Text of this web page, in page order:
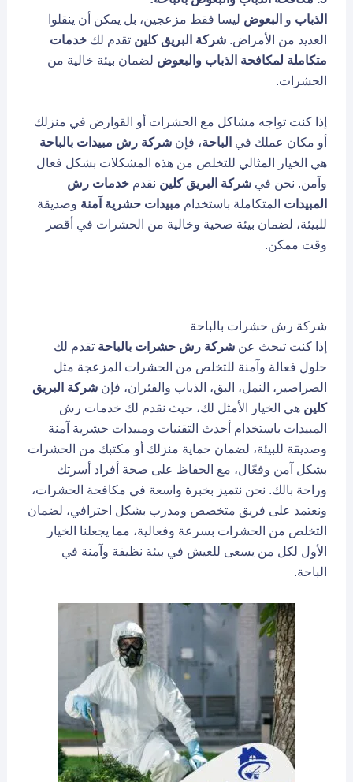
الذباب و البعوض ليسا فقط مزعجين، بل يمكن أن ينقلوا
العديد من الأمراض. شركة البريق كلين تقدم لك خدمات
متكاملة لمكافحة الذباب والبعوض لضمان بيئة خالية من
الحشرات.
إذا كنت تواجه مشاكل مع الحشرات أو القوارض في منزلك
أو مكان عملك في الباحة، فإن شركة رش مبيدات بالباحة
هي الخيار المثالي للتخلص من هذه المشكلات بشكل فعال
وآمن. نحن في شركة البريق كلين نقدم خدمات رش
المبيدات المتكاملة باستخدام مبيدات حشرية آمنة وصديقة
للبيئة، لضمان بيئة صحية وخالية من الحشرات في أقصر
وقت ممكن.
شركة رش حشرات بالباحة
إذا كنت تبحث عن شركة رش حشرات بالباحة تقدم لك
حلول فعالة وآمنة للتخلص من الحشرات المزعجة مثل
الصراصير، النمل، البق، الذباب والفئران، فإن شركة البريق
كلين هي الخيار الأمثل لك، حيث نقدم لك خدمات رش
المبيدات باستخدام أحدث التقنيات ومبيدات حشرية آمنة
وصديقة للبيئة، لضمان حماية منزلك أو مكتبك من الحشرات
بشكل آمن وفعّال، مع الحفاظ على صحة أفراد أسرتك
وراحة بالك. نحن نتميز بخبرة واسعة في مكافحة الحشرات،
ونعتمد على فريق متخصص ومدرب بشكل احترافي، لضمان
التخلص من الحشرات بسرعة وفعالية، مما يجعلنا الخيار
الأول لكل من يسعى للعيش في بيئة نظيفة وآمنة في
الباحة.